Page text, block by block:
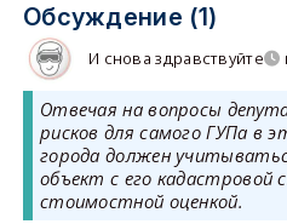
Обсуждение (1)
И снова здравствуйте
Отвечая на вопросы
рисков для самого ГУПа в
города должен
объект с его
стоимостной оценкой.